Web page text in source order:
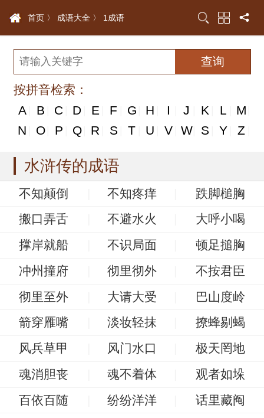
首页 〉 成语大全 〉 1成语
按拼音检索：
A
B C D E F G H I J K L M
N
N O P Q R S T U V W S Y Z
水浒传的成语
不知颠倒 不知疼痒
跌脚槌胸
搬口弄舌
不避水火
大呼小喝
撑岸就船
不识局面
顿足搥胸
冲州撞府
彻里彻外
不按君臣
彻里至外
大请大受
巴山度岭
箭穿雁嘴
淡妆轻抹
撩蜂剔蝎
风兵草甲
风门水口
极天罔地
魂消胆丧
魂不着体
观者如垛
百依百随
纷纷洋洋
话里藏阄